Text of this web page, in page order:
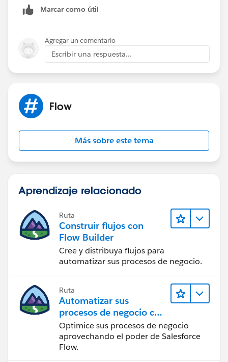
Marcar como útil
Agregar un comentario
Escribir una respuesta...
Flow
Más sobre este tema
Aprendizaje relacionado
Ruta
Construir flujos con
Flow Builder
Cree y distribuya flujos para
automatizar sus procesos de negocio.
Ruta
Automatizar sus
procesos de negocio con
Salesforce Flow
Optimice sus procesos de negocio
aprovechando el poder de Salesforce
Flow.